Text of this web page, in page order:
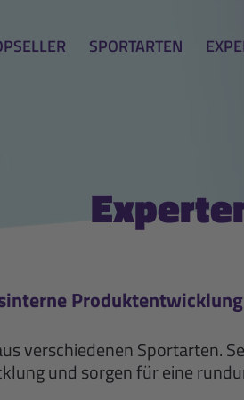
SPORTARTEN
Produktentwicklung
verschiedenen Sportarten.
und sorgen für eine